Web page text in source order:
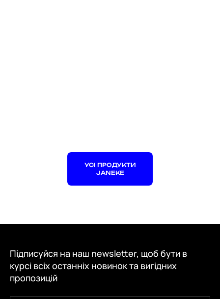
УСІ ПРОДУКТИ
JANEKE
Підписуйся на наш newsletter, щоб бути в
курсі всіх останніх новинок та вигідних
пропозицій